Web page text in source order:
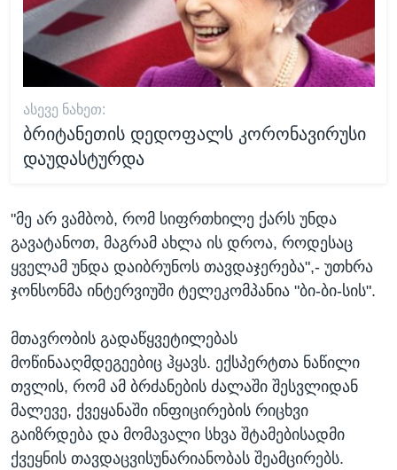
ᲐᲡᲔᲕᲔ ᲜᲐᲮᲔᲗ:
ბრიტანეთის დედოფალს კორონავირუსი
დაუდასტურდა
"მე არ ვამბობ, რომ სიფრთხილე ქარს უნდა
გავატანოთ, მაგრამ ახლა ის დროა, როდესაც
ყველამ უნდა დაიბრუნოს თავდაჯერება",- უთხრა
ჯონსონმა ინტერვიუში ტელეკომპანია "ბი-ბი-სის".
მთავრობის გადაწყვეტილებას
მოწინააღმდეგეებიც ჰყავს. ექსპერტთა ნაწილი
თვლის, რომ ამ ბრძანების ძალაში შესვლიდან
მალევე, ქვეყანაში ინფიცირების რიცხვი
გაიზრდება და მომავალი სხვა შტამებისადმი
ქვეყნის თავდაცვისუნარიანობას შეამცირებს.